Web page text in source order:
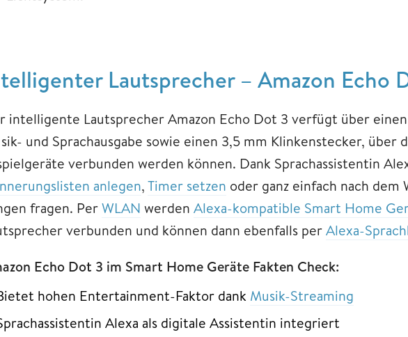
Lautsprecher – Amazon Echo
intelligente Lautsprecher Amazon Echo Dot 3 verfügt über
und Sprachausgabe sowie einen 3,5 mm Klinkenstecker, über
verbunden werden können. Dank Sprachassistentin
anlegen,Timer setzen oder ganz einfach nach
fragen. PerWLAN werden Alexa-kompatible Smart Home
verbunden und können dann ebenfalls perAlexa-
Echo Dot 3 im Smart Home Geräte Fakten Check:
hohen Entertainment-Faktor dank Musik-Streaming
Alexa als digitale Assistentin integriert